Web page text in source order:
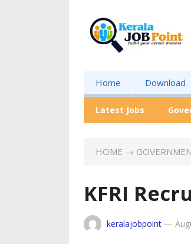
Home Download
Latest Jobs
HOME →
KFRI
keralajobpoint —